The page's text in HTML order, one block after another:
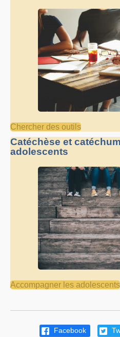
Chercher des outils
Catéchèse et
adolescents
Accompagner les adolescents
Facebook